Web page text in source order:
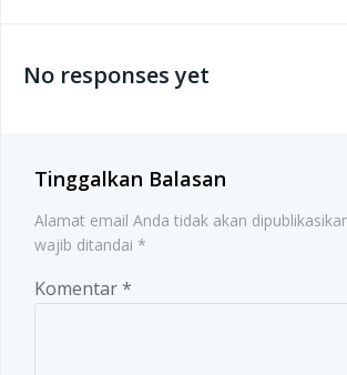
navigation
No responses yet
Tinggalkan Balasan
Alamat email Anda tidak akan
wajib ditandai *
Komentar*